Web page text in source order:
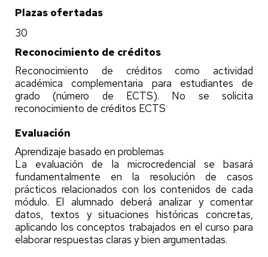
Plazas ofertadas
30
Reconocimiento de créditos
Reconocimiento de créditos como actividad
académica complementaria para estudiantes de
grado (número de ECTS). No se solicita
reconocimiento de créditos ECTS
Evaluación
Aprendizaje basado en problemas
La evaluación de la microcredencial se basará
fundamentalmente en la resolución de casos
prácticos relacionados con los contenidos de cada
módulo. El alumnado deberá analizar y comentar
datos, textos y situaciones históricas concretas,
aplicando los conceptos trabajados en el curso para
elaborar respuestas claras y bien argumentadas.